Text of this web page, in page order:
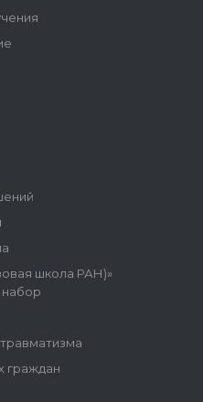
школа РАН)»
набор
граждан